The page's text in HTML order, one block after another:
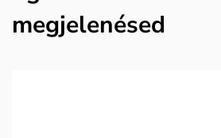
megjelenésed